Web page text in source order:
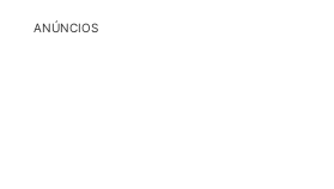
ANÚNCIOS